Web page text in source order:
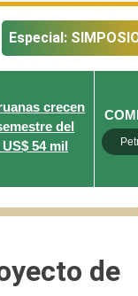
Especial:
crecen
del
54 mil
de